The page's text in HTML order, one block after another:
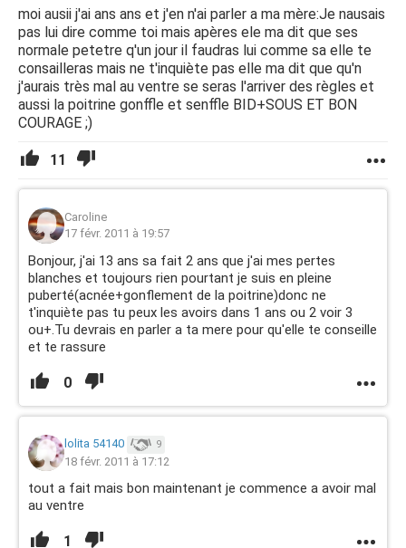
moi ausii j'ai ans ans et j'en n'ai parler a ma mère:Je nausais
pas lui dire comme toi mais apères ele ma dit que ses
normale petetre q'un jour il faudras lui comme sa elle te
consailleras mais ne t'inquiète pas elle ma dit que qu'n
j'aurais très mal au ventre se seras l'arriver des règles et
aussi la poitrine gonffle et senffle BID+SOUS ET BON
COURAGE ;)
11
Caroline
17 févr. 2011 à 19:57
Bonjour, j'ai 13 ans sa fait 2 ans que j'ai mes pertes
blanches et toujours rien pourtant je suis en pleine
puberté(acnée+gonflement de la poitrine)donc ne
t'inquiète pas tu peux les avoirs dans 1 ans ou 2 voir 3
ou+.Tu devrais en parler a ta mere pour qu'elle te conseille
et te rassure
0
lolita 54140 9
18 févr. 2011 à 17:12
tout a fait mais bon maintenant je commence a avoir mal
au ventre
1